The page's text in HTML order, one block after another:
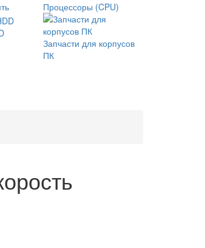
Процессоры (CPU)
Запчасти для корпусов
ПК